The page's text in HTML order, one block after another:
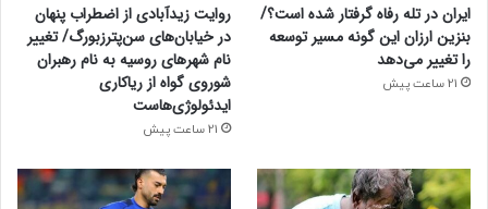
ایران در تله رفاه گرفتار شده است؟/
بنزین ارزان این گونه مسیر توسعه
را تغییر می‌دهد
21 ساعت پیش
روایت زیدآبادی از اضطراب پنهان
در خیابان‌های سن‌پترزبورگ/ تغییر
نام شهرهای روسیه به نام رهبران
شوروی گواه از ریاکاری
ایدئولوژی‌هاست
21 ساعت پیش